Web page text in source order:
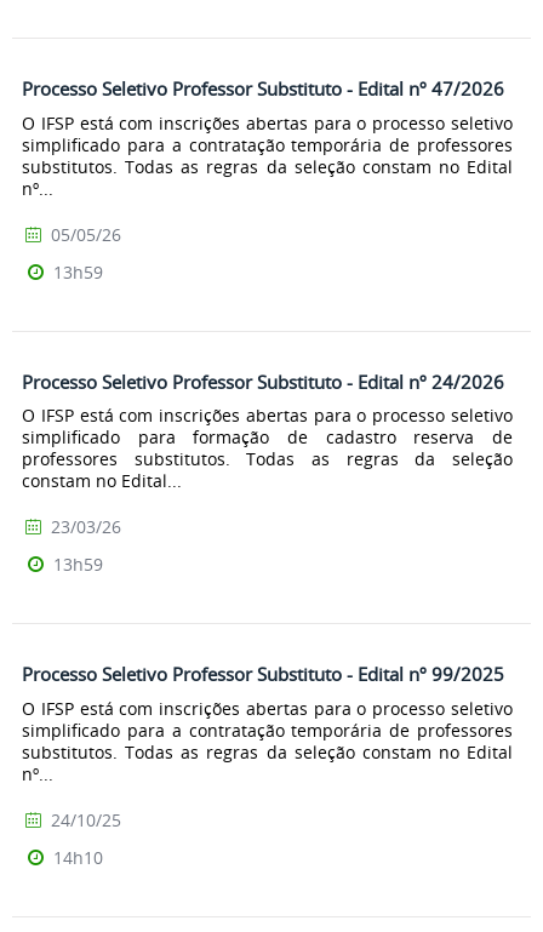
Processo Seletivo Professor Substituto - Edital nº 47/2026
O IFSP está com inscrições abertas para o processo seletivo
simplificado para a contratação temporária de professores
substitutos. Todas as regras da seleção constam no Edital
nº...
05/05/26
13h59
Processo Seletivo Professor Substituto - Edital nº 24/2026
O IFSP está com inscrições abertas para o processo seletivo
simplificado para formação de cadastro reserva de
professores substitutos. Todas as regras da seleção
constam no Edital...
23/03/26
13h59
Processo Seletivo Professor Substituto - Edital nº 99/2025
O IFSP está com inscrições abertas para o processo seletivo
simplificado para a contratação temporária de professores
substitutos. Todas as regras da seleção constam no Edital
nº...
24/10/25
14h10